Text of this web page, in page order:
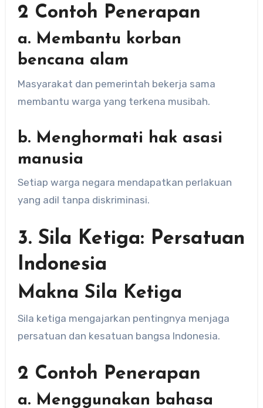
2 Contoh Penerapan
a. Membantu korban
bencana alam
Masyarakat dan pemerintah bekerja sama
membantu warga yang terkena musibah.
b. Menghormati hak asasi
manusia
Setiap warga negara mendapatkan perlakuan
yang adil tanpa diskriminasi.
3. Sila Ketiga: Persatuan
Indonesia
Makna Sila Ketiga
Sila ketiga mengajarkan pentingnya menjaga
persatuan dan kesatuan bangsa Indonesia.
2 Contoh Penerapan
a. Menggunakan bahasa